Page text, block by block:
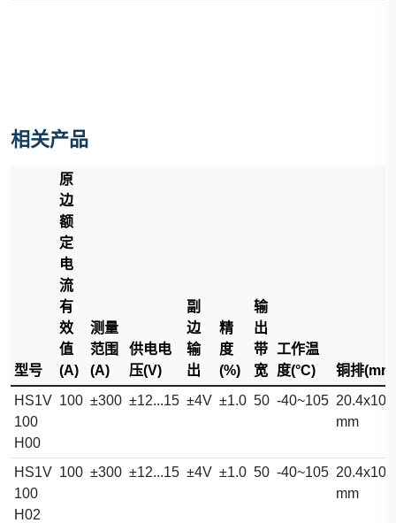
相关产品
型号
原
边
额
定
电
流
有
效
值
(A)
测量
范围
(A)
供电电
压(V)
副
边
输
出
精
度
(%)
输
出
带
宽
工作温
度(°C)
铜排
HS1V
100
H00
100 ±300 ±12...15 ±4V ±1.0 50 -40~105
mm
HS1V
100
H02
100 ±300 ±12...15 ±4V ±1.0 50 -40~105
mm